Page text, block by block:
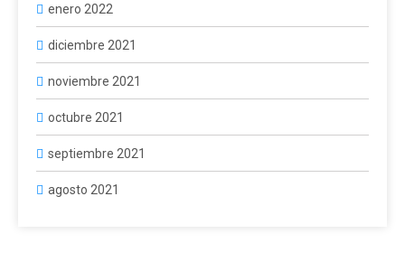
enero 2022
diciembre 2021
noviembre 2021
octubre 2021
septiembre 2021
agosto 2021